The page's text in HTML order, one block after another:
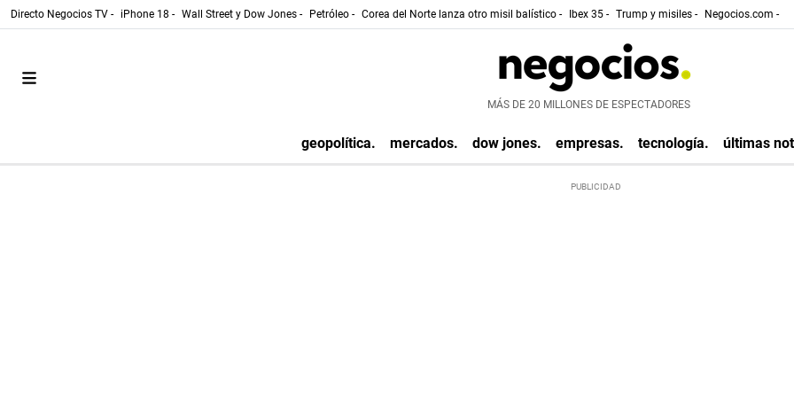
Directo Negocios TV - iPhone 18 - Wall Street y Dow Jones - Petróleo - Corea del Norte lanza otro misil balístico - Ibex 35 - Trump y misiles - Negocios.com -
MÁS DE 20 MILLONES DE ESPECTADORES
geopolítica. mercados. dow jones. empresas. tecnología. últimas